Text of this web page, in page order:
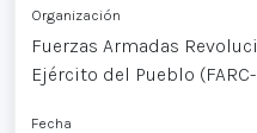
Organización
Fuerzas Armadas
Ejército del Pueblo (FARC-
Fecha